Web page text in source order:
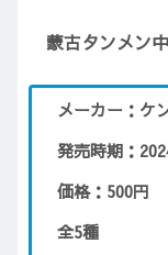
蒙古タンメン
メーカー：ケ
発売時期：
価格：500円
全5種